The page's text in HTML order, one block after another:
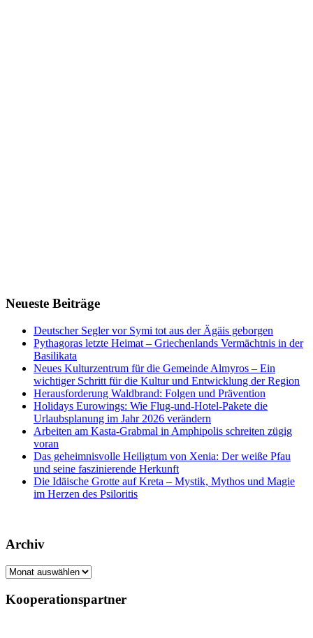
Neueste Beiträge
Deutscher Segler vor Symi tot aus der Ägäis geborgen
Pythagoras letzte Heimat – Griechenlands Vermächtnis in der
Basilikata
Neues Kulturzentrum für die Gemeinde Almyros – Ein
wichtiger Schritt für die Kultur und Entwicklung der Region
Herausforderung Waldbrand: Folgen und Prävention
Holidays Eurowings: Wie Flug-und-Hotel-Pakete die
Urlaubsplanung im Jahr 2026 verändern
Arbeiten am Kasta-Grabmal in Amphipolis schreiten zügig
voran
Das geheimnisvolle Heiligtum von Xenia: Der weiße Pfau
und seine faszinierende Herkunft
Die Idäische Grotte auf Kreta – Mystik, Mythos und Magie
im Herzen des Psiloritis
Archiv
Archiv
Kooperationspartner